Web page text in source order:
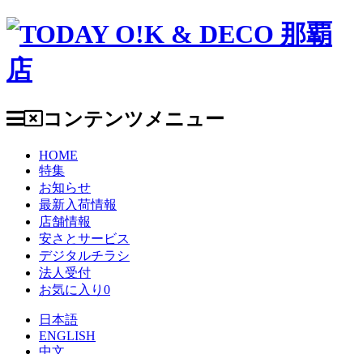
コンテンツメニュー
HOME
特集
お知らせ
最新入荷情報
店舗情報
安さとサービス
デジタルチラシ
法人受付
お気に入り 0
日本語
ENGLISH
中文